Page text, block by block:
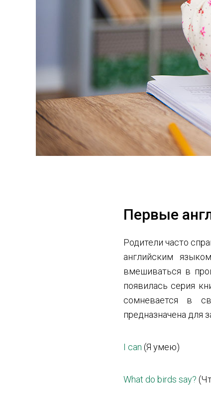
Первые
Родители часто
английским
вмешиваться в
появилась серия
сомневается в
предназначена для
I can (Я умею)
What do birds say?